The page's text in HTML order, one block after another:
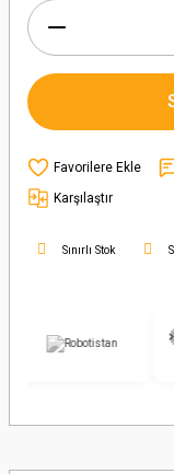
Karşılaştır
Sınırlı Stok